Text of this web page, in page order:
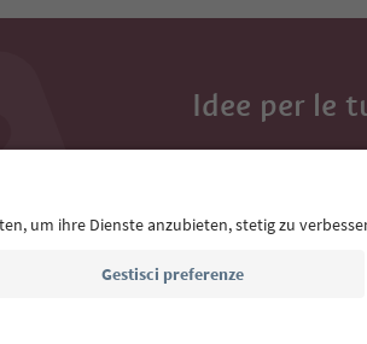
Idee per le
Con la newsletter
Indirizzo e-mail*